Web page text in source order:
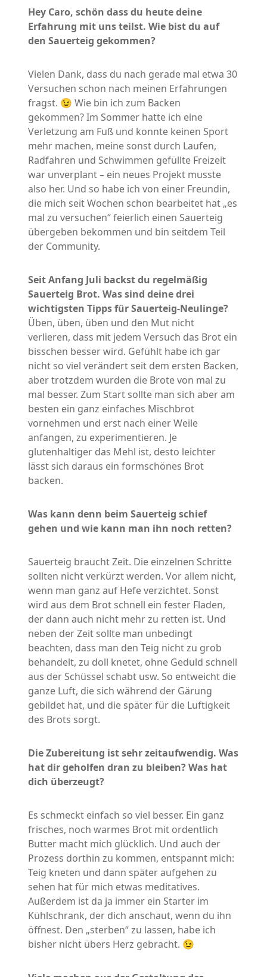
Hey Caro, schön dass du heute deine
Erfahrung mit uns teilst. Wie bist du auf
den Sauerteig gekommen?
Vielen Dank, dass du nach gerade mal etwa 30
Versuchen schon nach meinen Erfahrungen
fragst. 😉 Wie bin ich zum Backen
gekommen? Im Sommer hatte ich eine
Verletzung am Fuß und konnte keinen Sport
mehr machen, meine sonst durch Laufen,
Radfahren und Schwimmen gefüllte Freizeit
war unverplant – ein neues Projekt musste
also her. Und so habe ich von einer Freundin,
die mich seit Wochen schon bearbeitet hat „es
mal zu versuchen“ feierlich einen Sauerteig
übergeben bekommen und bin seitdem Teil
der Community.
Seit Anfang Juli backst du regelmäßig
Sauerteig Brot. Was sind deine drei
wichtigsten Tipps für Sauerteig-Neulinge?
Üben, üben, üben und den Mut nicht
verlieren, dass mit jedem Versuch das Brot ein
bisschen besser wird. Gefühlt habe ich gar
nicht so viel verändert seit dem ersten Backen,
aber trotzdem wurden die Brote von mal zu
mal besser. Zum Start sollte man sich aber am
besten ein ganz einfaches Mischbrot
vornehmen und erst nach einer Weile
anfangen, zu experimentieren. Je
glutenhaltiger das Mehl ist, desto leichter
lässt sich daraus ein formschönes Brot
backen.
Was kann denn beim Sauerteig schief
gehen und wie kann man ihn noch retten?
Sauerteig braucht Zeit. Die einzelnen Schritte
sollten nicht verkürzt werden. Vor allem nicht,
wenn man ganz auf Hefe verzichtet. Sonst
wird aus dem Brot schnell ein fester Fladen,
der dann auch nicht mehr zu retten ist. Und
neben der Zeit sollte man unbedingt
beachten, dass man den Teig nicht zu grob
behandelt, zu doll knetet, ohne Geduld schnell
aus der Schüssel schabt usw. So entweicht die
ganze Luft, die sich während der Gärung
gebildet hat, und die später für die Luftigkeit
des Brots sorgt.
Die Zubereitung ist sehr zeitaufwendig. Was
hat dir geholfen dran zu bleiben? Was hat
dich überzeugt?
Es schmeckt einfach so viel besser. Ein ganz
frisches, noch warmes Brot mit ordentlich
Butter macht mich glücklich. Und auch der
Prozess dorthin zu kommen, entspannt mich:
Teig kneten und dann später aufgehen zu
sehen hat für mich etwas meditatives.
Außerdem ist da ja immer ein Starter im
Kühlschrank, der dich anschaut, wenn du ihn
öffnest. Den „sterben“ zu lassen, habe ich
bisher nicht übers Herz gebracht. 😉